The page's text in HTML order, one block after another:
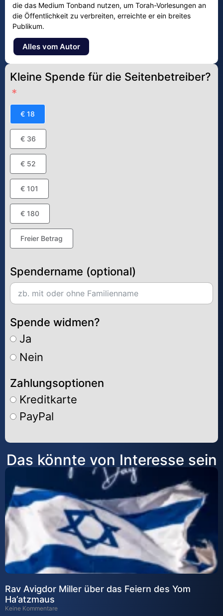
die das Medium Tonband nutzen, um Torah-Vorlesungen an
die Öffentlichkeit zu verbreiten, erreichte er ein breites
Publikum.
Alles vom Autor
Kleine Spende für die Seitenbetreiber?
€ 18
€ 36
€ 52
€ 101
€ 180
Freier Betrag
Spendername (optional)
Spende widmen?
Ja
Nein
Zahlungsoptionen
Kreditkarte
PayPal
Alternative:
Das könnte von Interesse sein
Rav Avigdor Miller über das Feiern des Yom
Ha’atzmaus
Keine Kommentare